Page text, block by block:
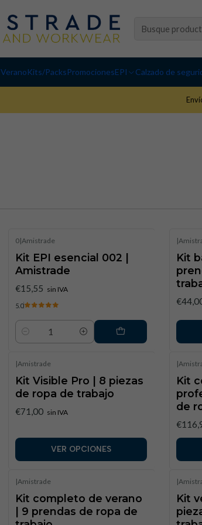
VeranoKits/PacksPromocionesEPI Calzado de
0|Amistrade
Kit EPI esencial 002 |
Amistrade
€15,55 sin IVA
5.0
Cantidad
|
Kit
|Amistrade
Kit Visible Pro | 8 piezas
de ropa de trabajo
€71,00 sin IVA
VER OPCIONES
|
Kit
de
|Amistrade
Kit completo de verano
| 9 prendas de ropa de
|
Kit